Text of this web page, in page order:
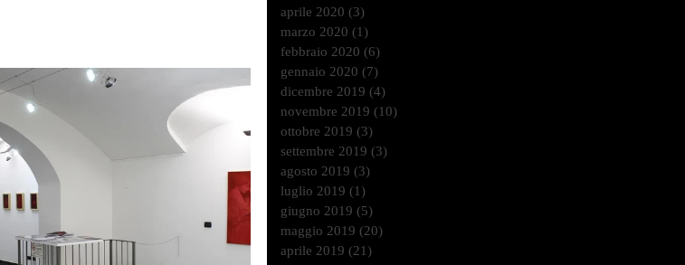
aprile 2020 (3)
marzo 2020 (1)
febbraio 2020 (6)
gennaio 2020 (7)
dicembre 2019 (4)
novembre 2019 (10)
ottobre 2019 (3)
settembre 2019 (3)
agosto 2019 (3)
luglio 2019 (1)
giugno 2019 (5)
maggio 2019 (20)
aprile 2019 (21)